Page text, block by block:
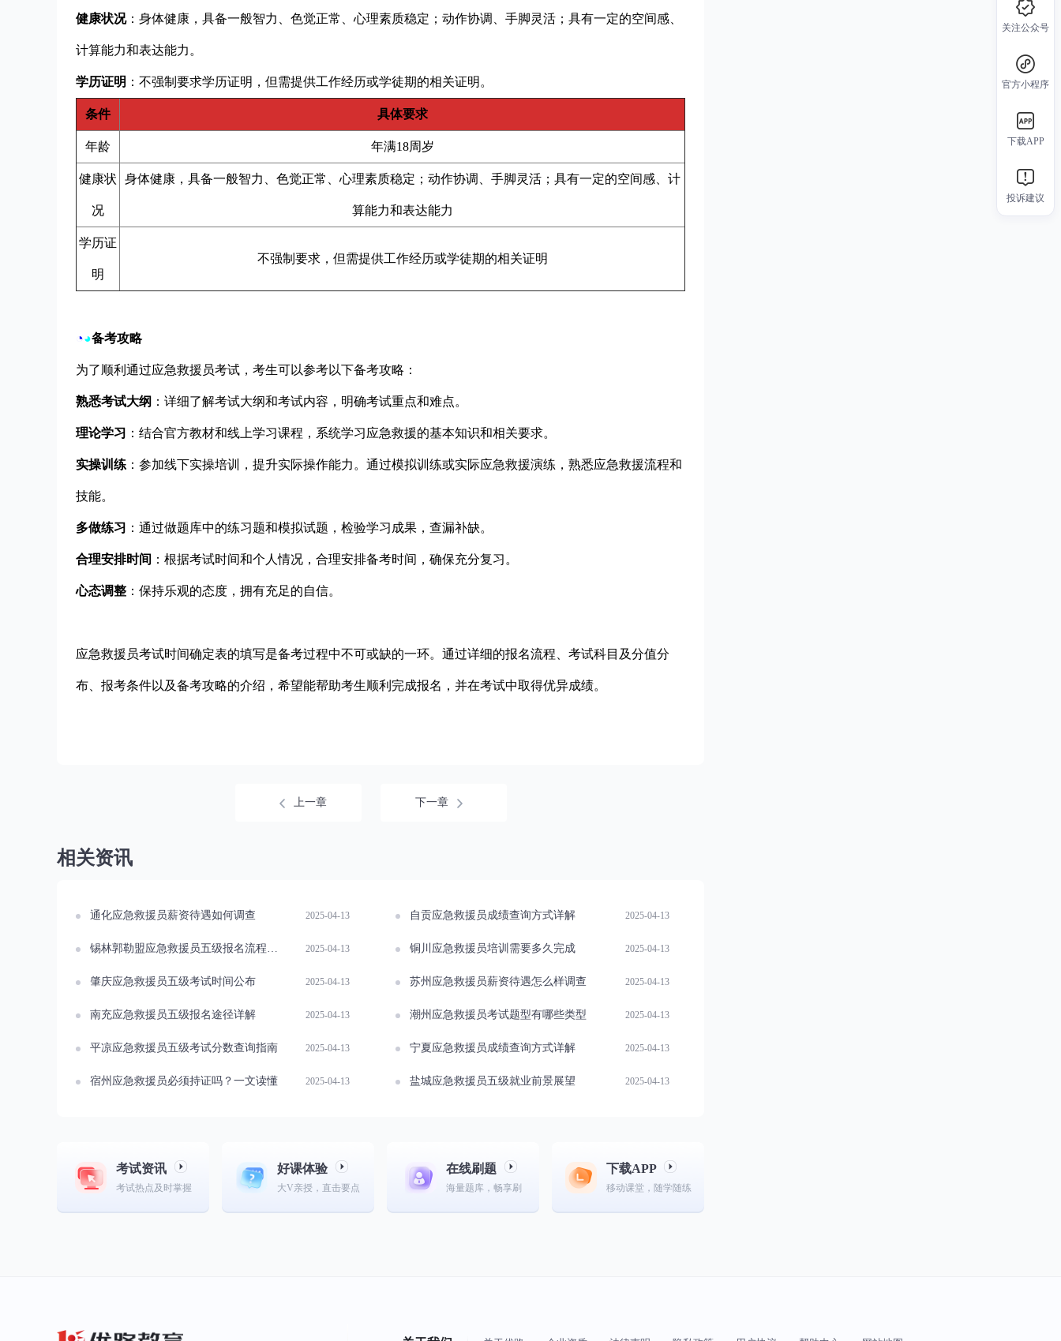
健康状况：身体健康，具备一般智力、色觉正常、心理素质稳定；动作协调、手脚灵活；具有一定的空间感、
计算能力和表达能力。
学历证明 ：不强制要求学历证明，但需提供工作经历或学徒期的相关证明。
条件 具体要求
年龄 年满18周岁
健康状
况
身体健康，具备一般智力、色觉正常、心理素质稳定；动作协调、手脚灵活；具有一定的空间感、计
算能力和表达能力
学历证
明
不强制要求，但需提供工作经历或学徒期的相关证明
◔◕备考攻略
为了顺利通过应急救援员考试，考生可以参考以下备考攻略：
熟悉考试大纲 ：详细了解考试大纲和考试内容，明确考试重点和难点。
理论学习 ：结合官方教材和线上学习课程，系统学习应急救援的基本知识和相关要求。
实操训练 ：参加线下实操培训，提升实际操作能力。通过模拟训练或实际应急救援演练，熟悉应急救援流程和
技能。
多做练习 ：通过做题库中的练习题和模拟试题，检验学习成果，查漏补缺。
合理安排时间 ：根据考试时间和个人情况，合理安排备考时间，确保充分复习。
心态调整 ：保持乐观的态度，拥有充足的自信。
应急救援员考试时间确定表的填写是备考过程中不可或缺的一环。通过详细的报名流程、考试科目及分值分
布、报考条件以及备考攻略的介绍，希望能帮助考生顺利完成报名，并在考试中取得优异成绩。
上一章 下一章
相关资讯
通化应急救援员薪资待遇如何调查 2025-04-13 自贡应急救援员成绩查询方式详解 2025-04-13
锡林郭勒盟应急救援员五级报名流程指南 2025-04-13 铜川应急救援员培训需要多久完成 2025-04-13
肇庆应急救援员五级考试时间公布 2025-04-13 苏州应急救援员薪资待遇怎么样调查 2025-04-13
南充应急救援员五级报名途径详解 2025-04-13 潮州应急救援员考试题型有哪些类型 2025-04-13
平凉应急救援员五级考试分数查询指南 2025-04-13 宁夏应急救援员成绩查询方式详解 2025-04-13
宿州应急救援员必须持证吗？一文读懂 2025-04-13 盐城应急救援员五级就业前景展望 2025-04-13
考试资讯
考试热点及时掌握
好课体验
大V亲授，直击要点
在线刷题
海量题库，畅享刷
下载APP
移动课堂，随学随练
关注公众号
官方小程序
下载APP
投诉建议